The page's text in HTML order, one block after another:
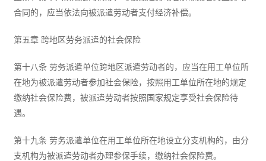
合同的，应当依法向被派遣劳动者支付经济补偿。
第五章 跨地区劳务派遣的社会保险
第十八条 劳务派遣单位跨地区派遣劳动者的，应当在用工单位所
在地为被派遣劳动者参加社会保险，按照用工单位所在地的规定
缴纳社会保险费，被派遣劳动者按照国家规定享受社会保险待
遇。
第十九条 劳务派遣单位在用工单位所在地设立分支机构的，由分
支机构为被派遣劳动者办理参保手续，缴纳社会保险费。